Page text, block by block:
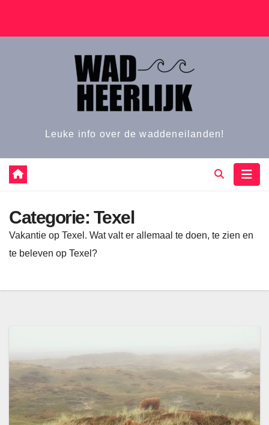
Leuke info over de waddeneilanden!
Categorie: Texel
Vakantie op Texel. Wat valt er allemaal te doen, te zien en
te beleven op Texel?